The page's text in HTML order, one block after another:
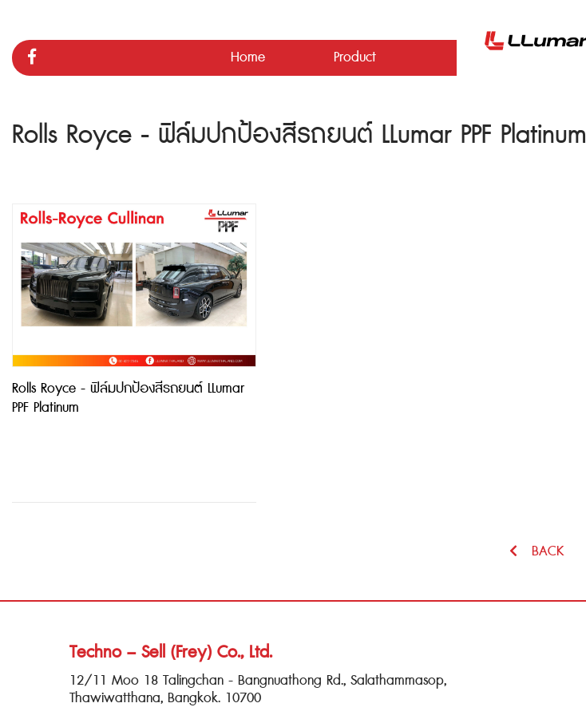
Home Product
Rolls Royce - ฟิล์มปกป้องสีรถยนต์ LLumar PPF Platinum
Rolls Royce - ฟิล์มปกป้องสีรถยนต์ LLumar
PPF Platinum
BACK
Techno – Sell (Frey) Co., Ltd.
12/11 Moo 18 Talingchan - Bangnuathong Rd., Salathammasop,
Thawiwatthana, Bangkok. 10700